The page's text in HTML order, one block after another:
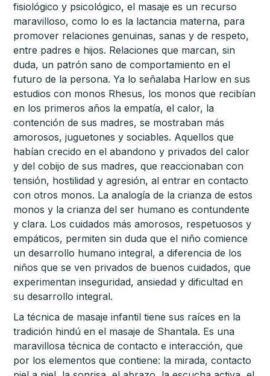
fisiológico y psicológico, el masaje es un recurso
maravilloso, como lo es la lactancia materna, para
promover relaciones genuinas, sanas y de respeto,
entre padres e hijos. Relaciones que marcan, sin
duda, un patrón sano de comportamiento en el
futuro de la persona. Ya lo señalaba Harlow en sus
estudios con monos Rhesus, los monos que recibían
en los primeros años la empatía, el calor, la
contención de sus madres, se mostraban más
amorosos, juguetones y sociables. Aquellos que
habían crecido en el abandono y privados del calor
y del cobijo de sus madres, que reaccionaban con
tensión, hostilidad y agresión, al entrar en contacto
con otros monos. La analogía de la crianza de estos
monos y la crianza del ser humano es contundente
y clara. Los cuidados más amorosos, respetuosos y
empáticos, permiten sin duda que el niño comience
un desarrollo humano integral, a diferencia de los
niños que se ven privados de buenos cuidados, que
experimentan inseguridad, ansiedad y dificultad en
su desarrollo integral.
La técnica de masaje infantil tiene sus raíces en la
tradición hindú en el masaje de Shantala. Es una
maravillosa técnica de contacto e interacción, que
por los elementos que contiene: la mirada, contacto